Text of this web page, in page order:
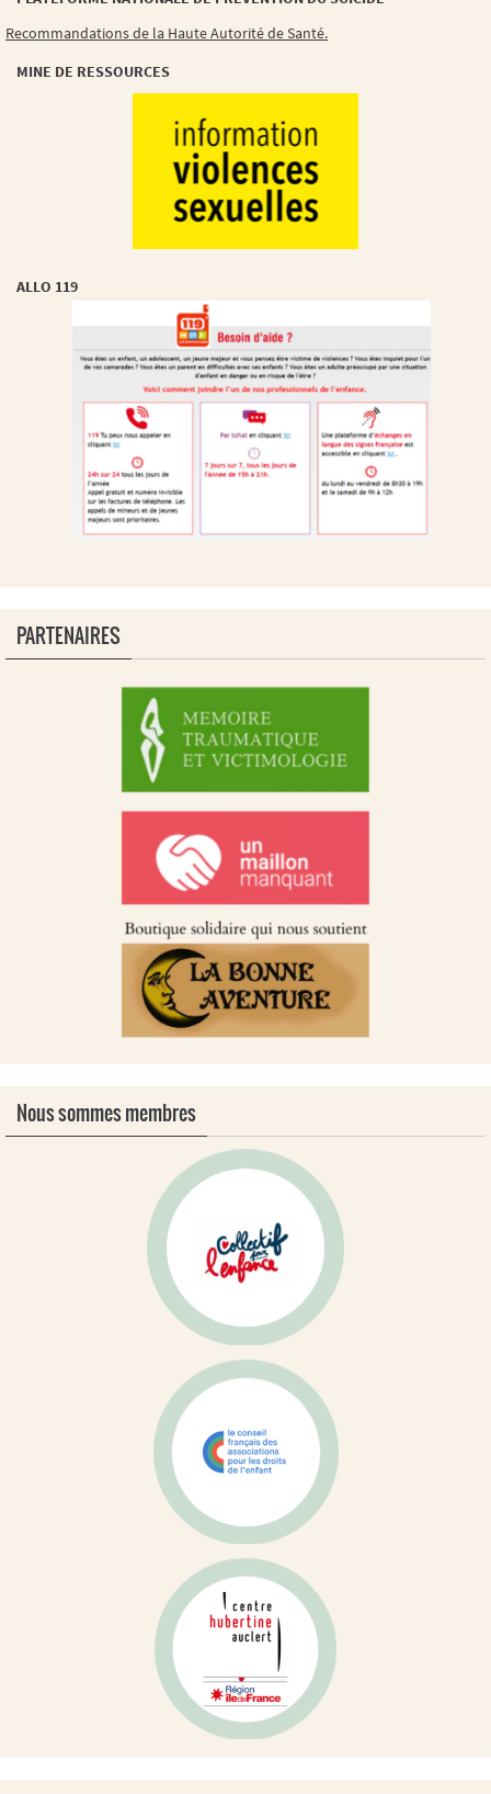
Recommandations de la Haute Autorité de Santé.
MINE DE RESSOURCES
ALLO 119
PARTENAIRES
Nous sommes membres